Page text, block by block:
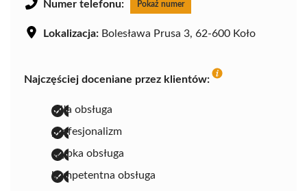
Numer telefonu: Pokaż numer
Lokalizacja: Bolesława Prusa 3, 62-600 Koło
Najczęściej doceniane przez klientów:
miła obsługa
profesjonalizm
szybka obsługa
kompetentna obsługa